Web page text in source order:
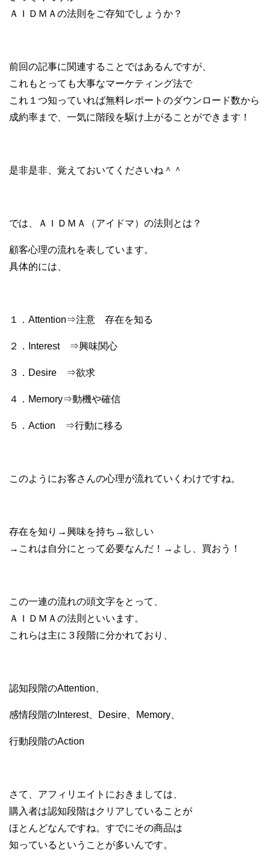
ＡＩＤＭＡの法則をご存知でしょうか？
前回の記事に関連することではあるんですが、
これもとっても大事なマーケティング法で
これ１つ知っていれば無料レポートのダウンロード数から
成約率まで、一気に階段を駆け上がることができます！
是非是非、覚えておいてくださいね＾＾
では、ＡＩＤＭＡ（アイドマ）の法則とは？
顧客心理の流れを表しています。
具体的には、
１．Attention⇒注意 存在を知る
２．Interest ⇒興味関心
３．Desire ⇒欲求
４．Memory⇒動機や確信
５．Action ⇒行動に移る
このようにお客さんの心理が流れていくわけですね。
存在を知り→興味を持ち→欲しい
→これは自分にとって必要なんだ！→よし、買おう！
この一連の流れの頭文字をとって、
ＡＩＤＭＡの法則といいます。
これらは主に３段階に分かれており、
認知段階のAttention、
感情段階のInterest、Desire、Memory、
行動段階のAction
さて、アフィリエイトにおきましては、
購入者は認知段階はクリアしていることが
ほとんどなんですね。すでにその商品は
知っているということが多いんです。